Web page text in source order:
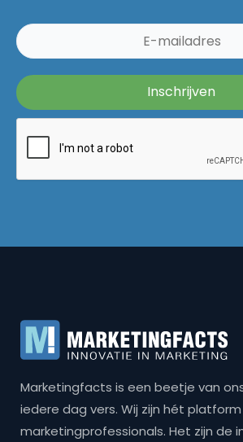
Marketingfacts is een beetje van
iedere dag vers. Wij zijn hét
marketingprofessionals. Het zijn de